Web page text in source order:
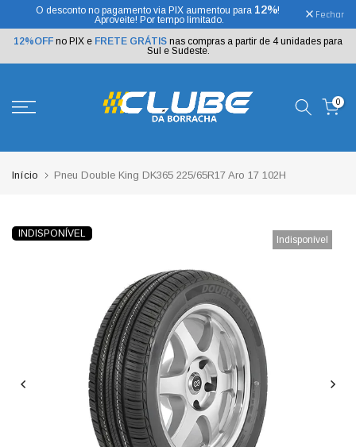
o
texto
O desconto no pagamento via PIX aumentou para 12%!
Aproveite! Por tempo limitado.
Fechar
12%OFF no PIX e FRETE GRÁTIS nas compras a partir de 4 unidades para
Sul e Sudeste.
0
Início Pneu Double King DK365 225/65R17 Aro 17 102H
INDISPONÍVEL
Indisponível